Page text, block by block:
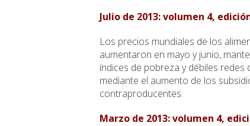
Julio de 2013: volumen 4,
Los precios mundiales de los
aumentaron en mayo y junio,
índices de pobreza y débiles
mediante el aumento de los
contraproducentes.
Marzo de 2013: volumen 4,